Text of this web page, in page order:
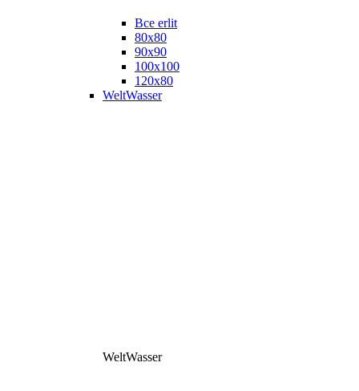
Все erlit
80x80
90x90
100x100
120x80
WeltWasser
WeltWasser